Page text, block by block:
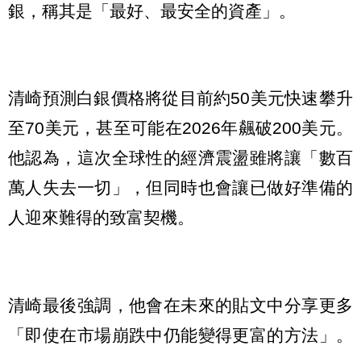
銀，稱其是「最好、最安全的資產」。
清崎預測白銀價格將從目前約50美元快速攀升
至70美元，甚至可能在2026年飆破200美元。
他認為，這次全球性的經濟震盪雖將讓「數百
萬人失去一切」，但同時也會讓已做好準備的
人迎來難得的致富契機。
清崎最後強調，他會在未來的貼文中分享更多
「即使在市場崩跌中仍能變得更富的方法」。